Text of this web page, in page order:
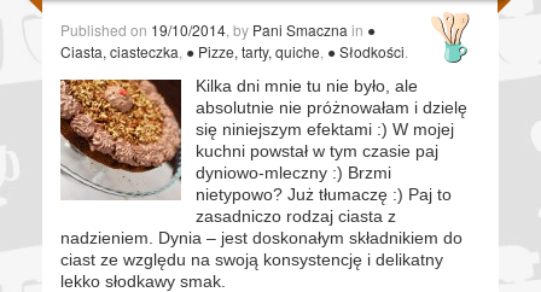
Published on 19/10/2014 , by Pani Smaczna in ●
Ciasta, ciasteczka ● Pizze, tarty, quiche ● Słodkości
Kilka dni mnie tu nie było, ale
absolutnie nie próżnowałam i dzielę
się niniejszym efektami :) W mojej
kuchni powstał w tym czasie paj
dyniowo-mleczny :) Brzmi
nietypowo? Już tłumaczę :) Paj to
zasadniczo rodzaj ciasta z
nadzieniem. Dynia – jest doskonałym składnikiem do
ciast ze względu na swoją konsystencję i delikatny
lekko słodkawy smak.